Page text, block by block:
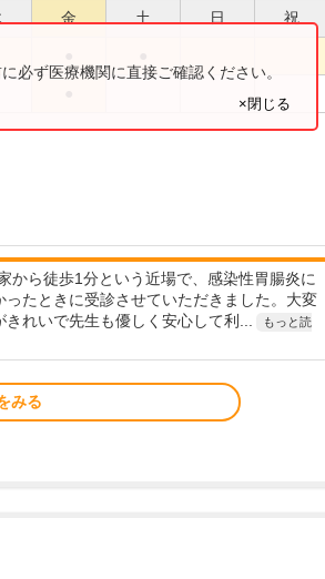
金 土 日 祝
必ず医療機関に直接ご確認ください。
×閉じる
から徒歩1分という近場で、感染性胃腸炎に
ったときに受診させていただきました。大変
きれいで先生も優しく安心して利...
もっと読
みる